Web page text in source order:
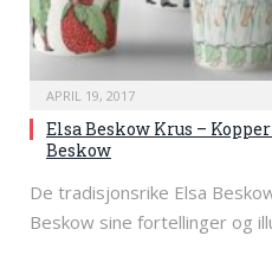
APRIL 19, 2017
Elsa Beskow Krus –
Beskow
De tradisjonsrike Elsa
Beskow sine fortellinger og